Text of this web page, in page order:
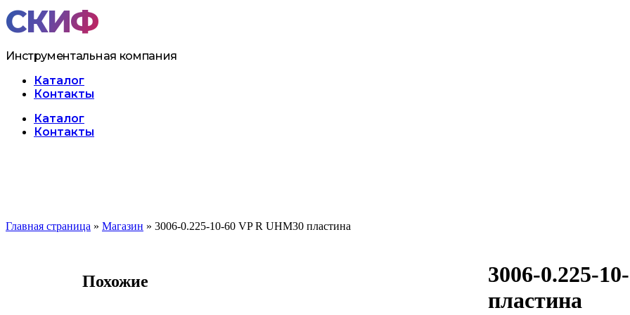
Перейти
к
содержимому
Инструментальная компания
Каталог
Контакты
МенюКаталог
Контакты
Главная страница » Магазин » 3006-0.225-10-60 VP R UHM30 пластина
3006-0.225-
пластина
Похожие